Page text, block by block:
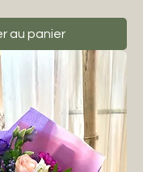
au panier